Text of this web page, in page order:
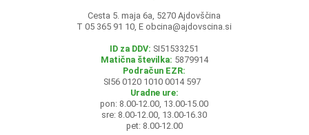
Cesta 5. maja 6a, 5270 Ajdovščina
T 05 365 91 10, E obcina@ajdovscina.si
ID za DDV: SI51533251
Matična številka: 5879914
Podračun EZR:
SI56 0120 1010 0014 597
Uradne ure:
pon: 8.00-12.00, 13.00-15.00
sre: 8.00-12.00, 13.00-16.30
pet: 8.00-12.00